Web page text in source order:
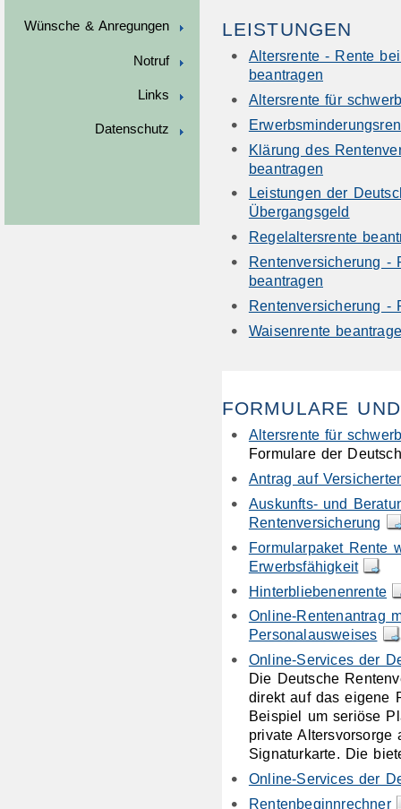
Wünsche & Anregungen
Notruf
Links
Datenschutz
LEISTUNGEN
Altersrente - Rente
beantragen
Altersrente für
Klärung des
beantragen
Leistungen der
Übergangsgeld
Regelaltersrente
Rentenversicherung -
beantragen
Rentenversicherung -
Waisenrente
FORMULARE
Altersrente für
Formulare der
Antrag auf
Auskunfts- und
Rentenversicherung
Formularpaket Rente
Erwerbsfähigkeit
Hinterbliebenenrente
Online-Rentenantrag
Personalausweises
Online-Services der
Die Deutsche
direkt auf das eigene
Beispiel um seriöse
private
Signaturkarte. Die
Online-Services der
Rentenbeginnrechner